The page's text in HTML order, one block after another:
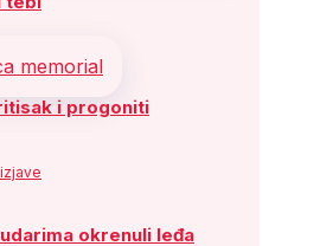
i progoniti
okrenuli leđa